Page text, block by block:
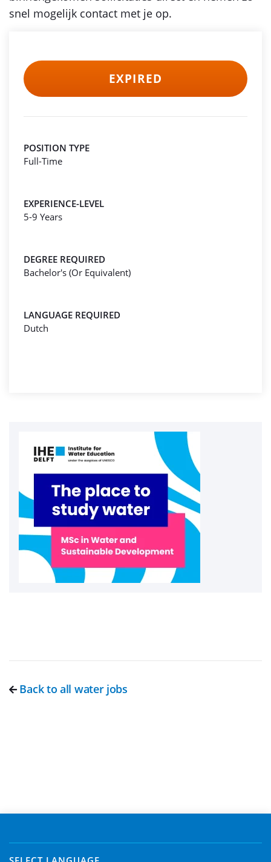
snel mogelijk contact met je op.
EXPIRED
POSITION TYPE
Full-Time
EXPERIENCE-LEVEL
5-9 Years
DEGREE REQUIRED
Bachelor's (Or Equivalent)
LANGUAGE REQUIRED
Dutch
Back to all water jobs